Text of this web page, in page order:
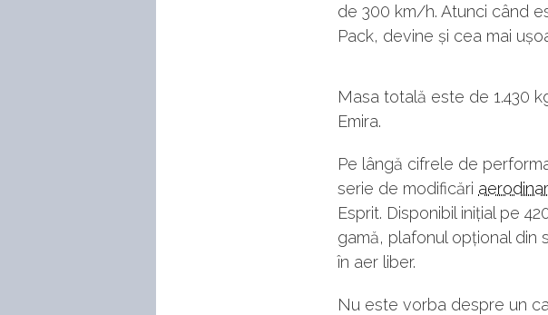
de 300 km/h. Atunci când
Pack, devine și cea mai
Masa totală este de 1.430
Emira.
Pe lângă cifrele de
serie de modificări
Esprit. Disponibil inițial pe
gamă, plafonul opțional din
în aer liber.
Nu este vorba despre un